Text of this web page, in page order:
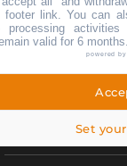
SIE
Das Resort-
footer link . You can
processing
valid for 6
powered by
Set